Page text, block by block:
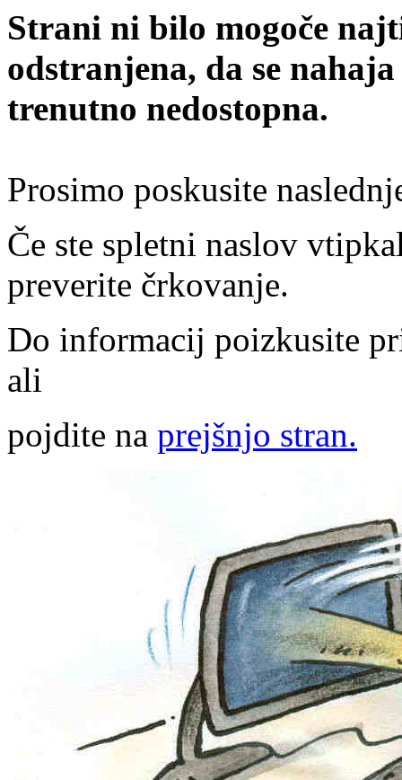
Strani ni bilo mogoče
odstranjena, da se
trenutno nedostopna.
Prosimo poskusite
Če ste spletni naslov
preverite črkovanje.
Do informacij poizkusite
ali
pojdite na prejšnjo stran.